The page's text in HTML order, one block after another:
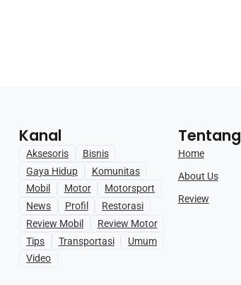
Kanal
Aksesoris
Bisnis
Gaya Hidup
Komunitas
Mobil
Motor
Motorsport
News
Profil
Restorasi
Review Mobil
Review Motor
Tips
Transportasi
Umum
Video
Tentang
Home
About Us
Review